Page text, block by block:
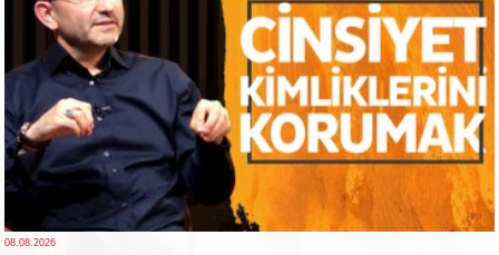
08.08.2026